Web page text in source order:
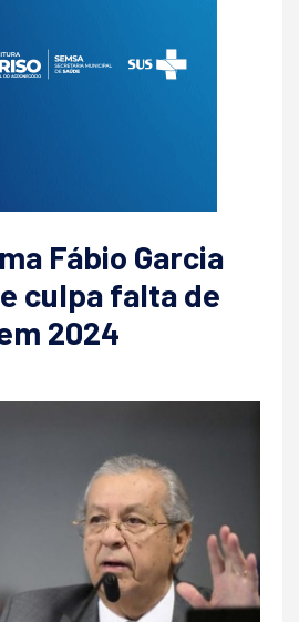
Fábio Garcia
e culpa falta de
2024